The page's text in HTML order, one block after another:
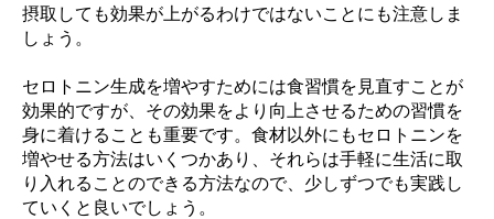
摂取しても効果が上がるわけではないことにも注意しま
しょう。
セロトニン生成を増やすためには食習慣を見直すことが
効果的ですが、その効果をより向上させるための習慣を
身に着けることも重要です。食材以外にもセロトニンを
増やせる方法はいくつかあり、それらは手軽に生活に取
り入れることのできる方法なので、少しずつでも実践し
ていくと良いでしょう。